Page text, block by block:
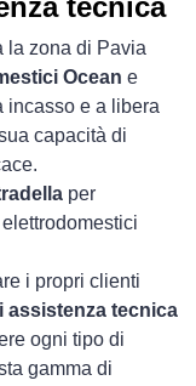
tecnica
la zona di Pavia
Ocean e
incasso e a libera
capacità di
per
i propri clienti
assistenza tecnica
ogni tipo di
gamma di